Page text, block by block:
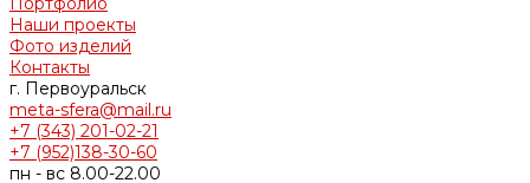
Наши проекты
Фото изделий
Контакты
г. Первоуральск
meta-sfera@mail.ru
+7 (343) 201-02-21
+7 (952)138-30-60
пн - вс 8.00-22.00